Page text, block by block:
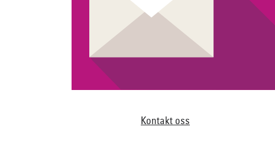
Kontakt oss